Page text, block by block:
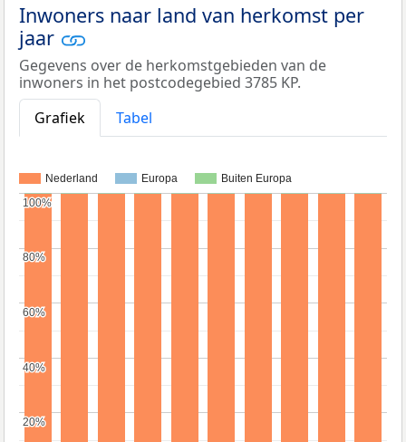
Inwoners naar land van herkomst per
jaar
Gegevens over de herkomstgebieden van de
inwoners in het postcodegebied 3785 KP.
Grafiek
Tabel
Nederland Europa Buiten Europa
20%
20%
40%
40%
60%
60%
80%
80%
100%
100%